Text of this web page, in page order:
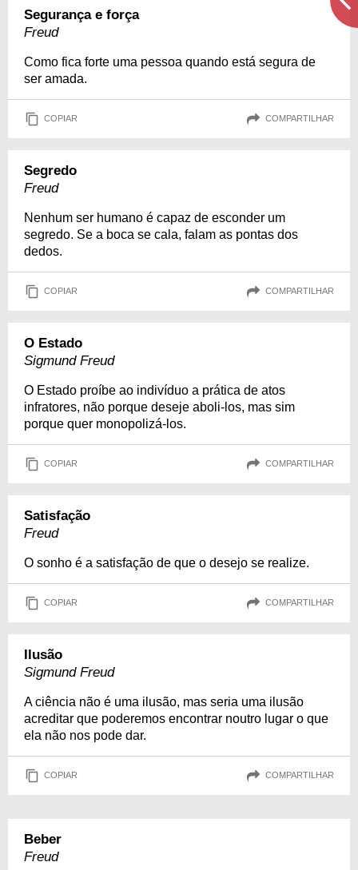
Segurança e força
Freud
Como fica forte uma pessoa quando está segura de
ser amada.
COPIAR COMPARTILHAR
Segredo
Freud
Nenhum ser humano é capaz de esconder um
segredo. Se a boca se cala, falam as pontas dos
dedos.
COPIAR COMPARTILHAR
O Estado
Sigmund Freud
O Estado proíbe ao indivíduo a prática de atos
infratores, não porque deseje aboli-los, mas sim
porque quer monopolizá-los.
COPIAR COMPARTILHAR
Satisfação
Freud
O sonho é a satisfação de que o desejo se realize.
COPIAR COMPARTILHAR
Ilusão
Sigmund Freud
A ciência não é uma ilusão, mas seria uma ilusão
acreditar que poderemos encontrar noutro lugar o que
ela não nos pode dar.
COPIAR COMPARTILHAR
Beber
Freud